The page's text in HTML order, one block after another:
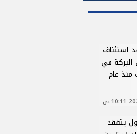
استئناف
البركة في
عام
يتفقد